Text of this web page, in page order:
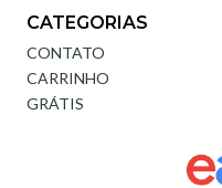
CATEGORIAS
CONTATO
CARRINHO
GRÁTIS